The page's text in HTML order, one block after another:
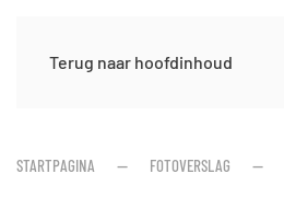
Terug naar hoofdinhoud
STARTPAGINA FOTOVERSLAG